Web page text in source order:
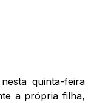
quinta-feira
a própria filha,